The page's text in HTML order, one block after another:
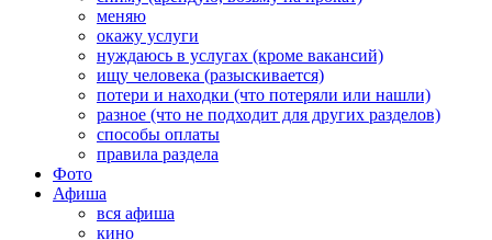
меняю
окажу услуги
нуждаюсь в услугах (кроме вакансий)
ищу человека (разыскивается)
потери и находки (что потеряли или нашли)
разное (что не подходит для других разделов)
способы оплаты
правила раздела
Фото
Афиша
вся афиша
кино